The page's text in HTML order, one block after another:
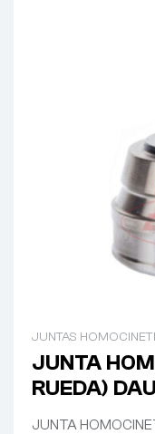
JUNTAS
JUNTA
RUEDA)
–
JUNTA